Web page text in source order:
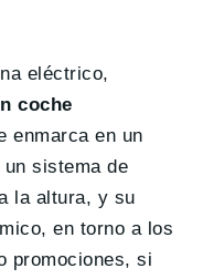
eléctrico,
coche
enmarca en un
sistema de
la altura, y su
en torno a los
promociones, si